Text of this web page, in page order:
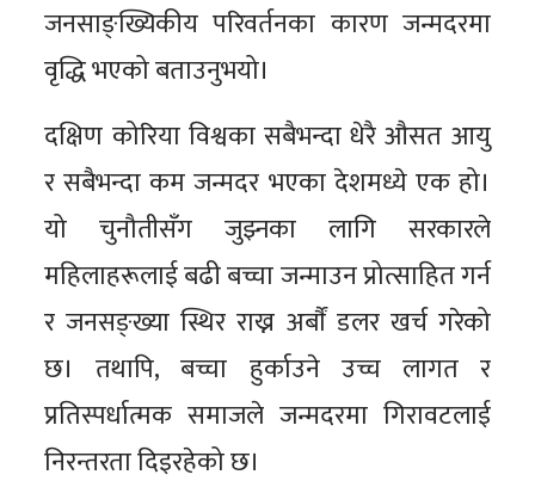
जनसाङ्ख्यिकीय परिवर्तनका कारण जन्मदरमा
वृद्धि भएको बताउनुभयो।
दक्षिण कोरिया विश्वका सबैभन्दा धेरै औसत आयु
र सबैभन्दा कम जन्मदर भएका देशमध्ये एक हो।
यो चुनौतीसँग जुझ्नका लागि सरकारले
महिलाहरूलाई बढी बच्चा जन्माउन प्रोत्साहित गर्न
र जनसङ्ख्या स्थिर राख्न अर्बाैं डलर खर्च गरेको
छ। तथापि, बच्चा हुर्काउने उच्च लागत र
प्रतिस्पर्धात्मक समाजले जन्मदरमा गिरावटलाई
निरन्तरता दिइरहेको छ।